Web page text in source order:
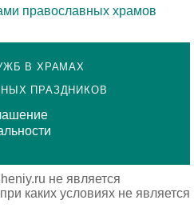
В ХРАМАХ
ПРАЗДНИКОВ
не является
каких условиях не является